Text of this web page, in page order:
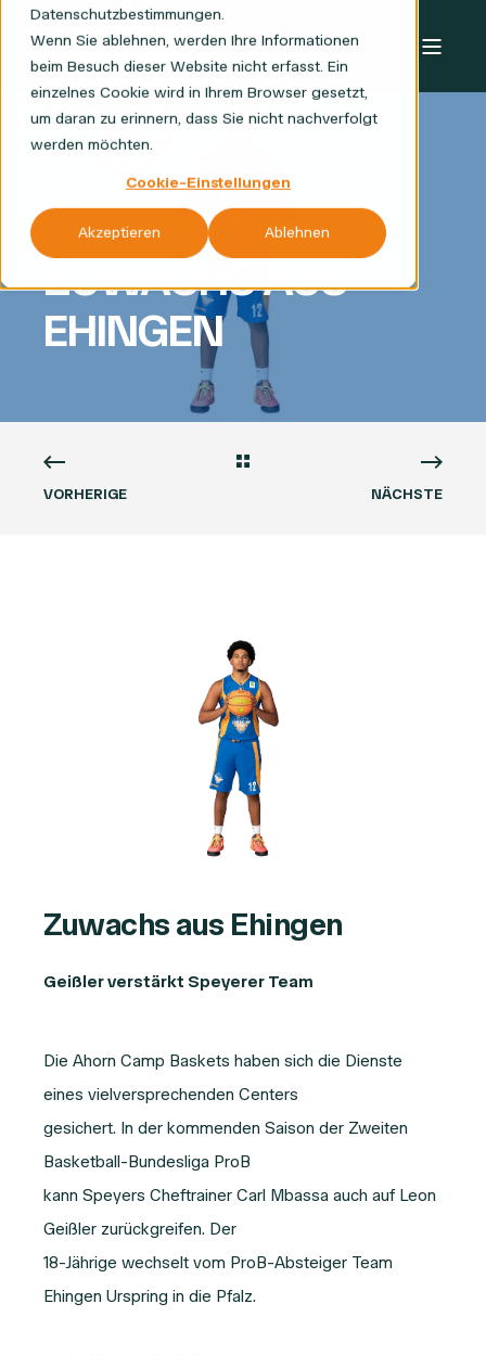
Datenschutzbestimmungen.
Wenn Sie ablehnen, werden Ihre Informationen
beim Besuch dieser Website nicht erfasst. Ein
einzelnes Cookie wird in Ihrem Browser gesetzt,
um daran zu erinnern, dass Sie nicht nachverfolgt
werden möchten.
Cookie-Einstellungen
Akzeptieren Ablehnen
AHORN CAMP BASKETS
DIENSTAG, 2.9.2025
< 1 MIN READ
ZUWACHS AUS
EHINGEN
VORHERIGE NÄCHSTE
Zuwachs aus Ehingen
Geißler verstärkt Speyerer Team
Die Ahorn Camp Baskets haben sich die Dienste
eines vielversprechenden Centers
gesichert. In der kommenden Saison der Zweiten
Basketball-Bundesliga ProB
kann Speyers Cheftrainer Carl Mbassa auch auf Leon
Geißler zurückgreifen. Der
18-Jährige wechselt vom ProB-Absteiger Team
Ehingen Urspring in die Pfalz.